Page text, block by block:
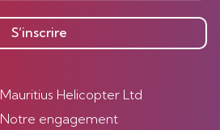
S’inscrire
Mauritius Helicopter Ltd
Notre engagement